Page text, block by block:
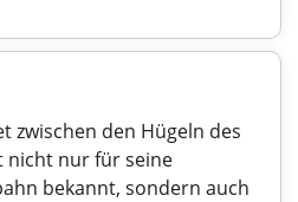
zwischen den Hügeln des
nicht nur für seine
bekannt, sondern auch